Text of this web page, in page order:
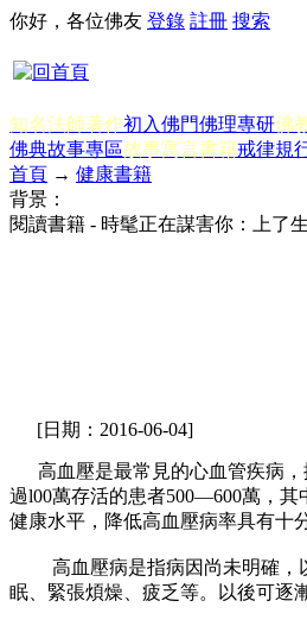
你好，各位佛友 登錄 註冊 搜索
知名法師著作初入佛門佛理專研佛
佛典故事專區故事寓言書籍戒律規
首頁 → 健康書籍
背景：
閱讀書籍 - 時髦正在謀害你：上
[日期：2016-06-04]
高血壓是最常見的心血管疾病，
過l00萬存活的患者500—600萬，
健康水平，降低高血壓病率具有十
高血壓病是指病因尚未明確，以
眠、緊張煩燥、疲乏等。以後可逐